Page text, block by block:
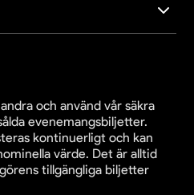
och använd vår säkra
evenemangsbiljetter.
kontinuerligt och kan
värde. Det är alltid
tillgängliga biljetter